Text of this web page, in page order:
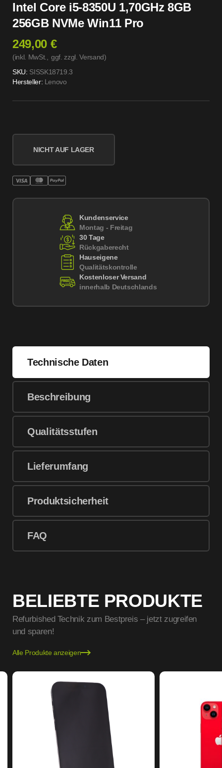
Intel Core i5-8350U 1,70GHz 8GB
256GB NVMe Win11 Pro
249,00 €
(inkl. MwSt., ggf. zzgl. Versand)
SKU: SISSK18719.3
Hersteller: Lenovo
NICHT AUF LAGER
Kundenservice
Montag - Freitag
30 Tage
Rückgaberecht
Hauseigene
Qualitätskontrolle
Kostenloser Versand
innerhalb Deutschlands
Technische Daten
Beschreibung
Qualitätsstufen
Lieferumfang
Produktsicherheit
FAQ
BELIEBTE PRODUKTE
Refurbished Technik zum Bestpreis – jetzt zugreifen
und sparen!
Alle Produkte anzeigen